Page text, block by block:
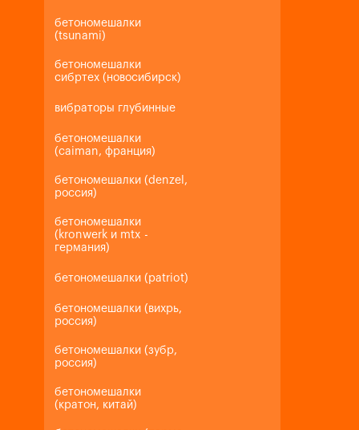
бетономешалки
(tsunami)
бетономешалки
сибртех (новосибирск)
вибраторы глубинные
бетономешалки
(caiman, франция)
бетономешалки (denzel,
россия)
бетономешалки
(kronwerk и mtx -
германия)
бетономешалки (patriot)
бетономешалки (вихрь,
россия)
бетономешалки (зубр,
россия)
бетономешалки
(кратон, китай)